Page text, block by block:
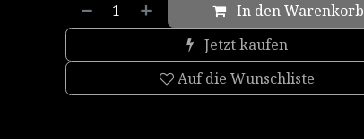
In den Warenkorb
Jetzt kaufen
Auf die Wunschliste